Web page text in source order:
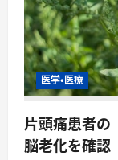
医学・医療
片頭痛患者の
脳老化を確認